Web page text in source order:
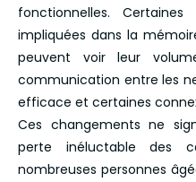
fonctionnelles.
impliquées dans la
peuvent voir leur
communication entre les
efficace et certaines
Ces changements ne
perte inéluctable des
nombreuses personnes